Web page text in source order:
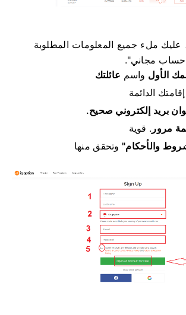
عليك ملء جميع المعلومات المطلوبة
حساب مجاني".
الأول واسم عائلتك
إقامتك الدائمة
بريد إلكتروني صحيح.
مرور
قوية .
والأحكام" وتحقق منها